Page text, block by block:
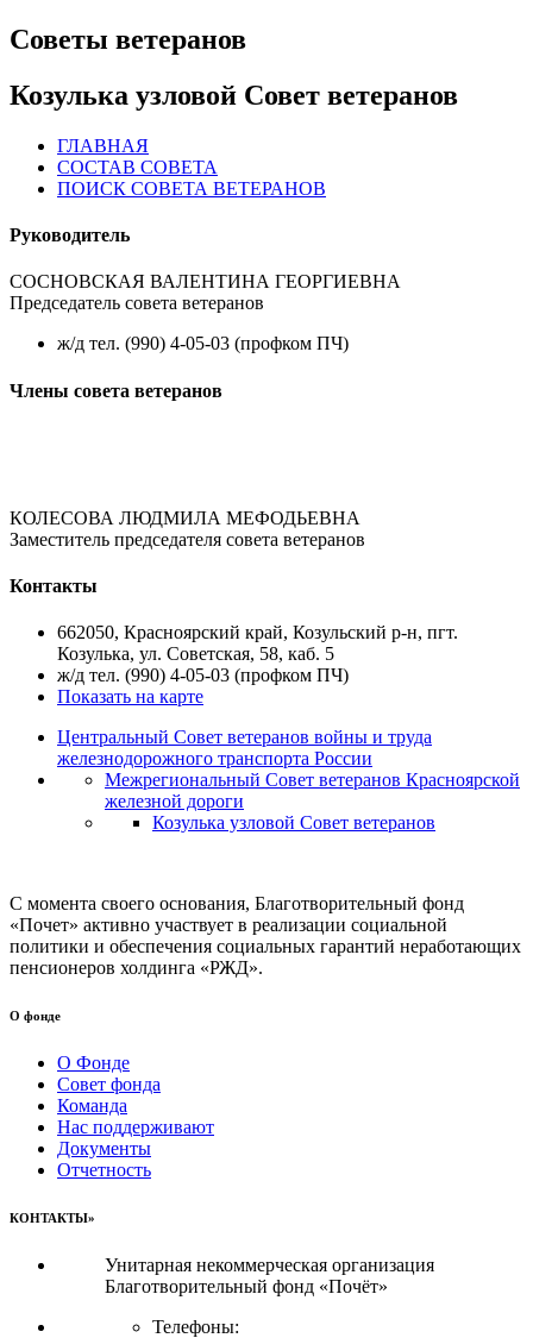
Советы ветеранов
Козулька узловой Совет ветеранов
ГЛАВНАЯ
СОСТАВ СОВЕТА
ПОИСК СОВЕТА ВЕТЕРАНОВ
Руководитель
СОСНОВСКАЯ ВАЛЕНТИНА ГЕОРГИЕВНА
Председатель совета ветеранов
ж/д тел. (990) 4-05-03 (профком ПЧ)
Члены совета ветеранов
КОЛЕСОВА ЛЮДМИЛА МЕФОДЬЕВНА
Заместитель председателя совета ветеранов
Контакты
662050, Красноярский край, Козульский р-н, пгт.
Козулька, ул. Советская, 58, каб. 5
ж/д тел. (990) 4-05-03 (профком ПЧ)
Показать на карте
Центральный Совет ветеранов войны и труда
железнодорожного транспорта России
Межрегиональный Совет ветеранов Красноярской
железной дороги
Козулька узловой Совет ветеранов
С момента своего основания, Благотворительный фонд
«Почет» активно участвует в реализации социальной
политики и обеспечения социальных гарантий неработающих
пенсионеров холдинга «РЖД».
О фонде
О Фонде
Совет фонда
Команда
Нас поддерживают
Документы
Отчетность
КОНТАКТЫ»
Унитарная некоммерческая организация
Благотворительный фонд «Почёт»
Телефоны: